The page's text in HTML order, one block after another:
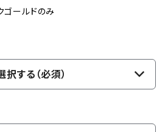
ゴールドのみ
択する（必須）